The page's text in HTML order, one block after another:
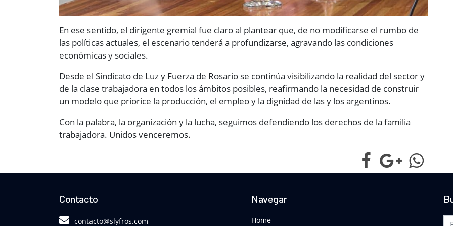
En ese sentido, el dirigente gremial fue claro al plantear que, de no modificarse el rumbo de
las políticas actuales, el escenario tenderá a profundizarse, agravando las condiciones
económicas y sociales.
Desde el Sindicato de Luz y Fuerza de Rosario se continúa visibilizando la realidad del sector y
de la clase trabajadora en todos los ámbitos posibles, reafirmando la necesidad de construir
un modelo que priorice la producción, el empleo y la dignidad de las y los argentinos.
Con la palabra, la organización y la lucha, seguimos defendiendo los derechos de la familia
trabajadora. Unidos venceremos.
Contacto
contacto@slyfros.com
Navegar
Home